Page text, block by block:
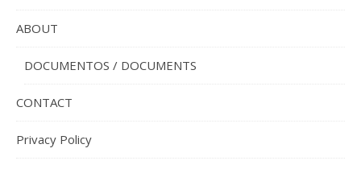
ABOUT
DOCUMENTOS / DOCUMENTS
CONTACT
Privacy Policy